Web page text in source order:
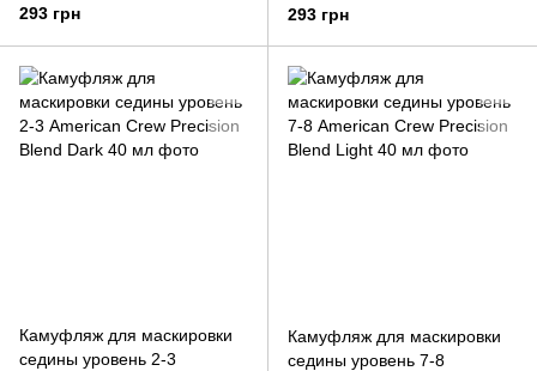
293 грн
293 грн
Камуфляж для маскировки
седины уровень 2-3
Камуфляж для маскировки
седины уровень 7-8